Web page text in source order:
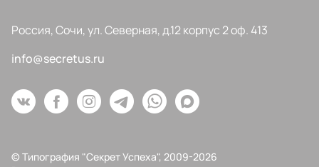
Россия, Сочи, ул. Северная, д.12 корпус 2 оф. 413
info@secretus.ru
© Типография "Секрет Успеха", 2009-2026